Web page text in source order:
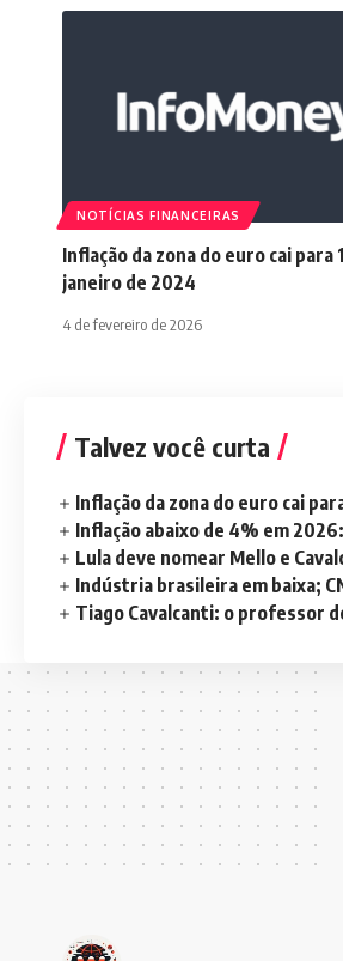
NOTÍCIAS FINANCEIRAS
Inflação da zona do euro cai para
janeiro de 2024
4 de fevereiro de 2026
Talvez você curta
Inflação da zona do euro cai
Inflação abaixo de 4% em
Lula deve nomear Mello e
Indústria brasileira em baixa;
Tiago Cavalcanti: o professor